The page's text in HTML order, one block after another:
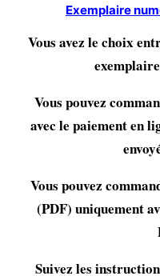
Exemplaire
Vous avez le choix
Vous pouvez
avec le paiement en
Vous pouvez
(PDF) uniquement
Suivez les